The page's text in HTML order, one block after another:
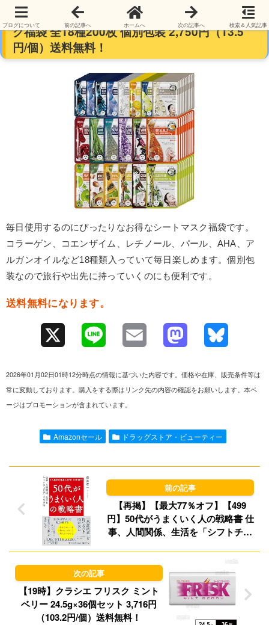
【値下げ】 MITOMO SKINCARE フェスイパッ
ク福袋 全18種200枚 個別包装 2,750円（13.5
円/個）送料無料！
毎日使用するのにぴったりなお得なシートマスク福袋です。
コラーゲン、コエンザイム、レチノール、パール、AHA、ア
ルガンオイルなど18種類入っていて毎日楽しめます。個別包
装なので旅行や出先に持っていくのにも便利です。
送料無料になります。
e
l o
o
n
y
2026年01月02日01時12分時点の情報に基づいた内容です。価格や在庫、販売条件等は
常に変動しております。購入をする際はリンク先の内容の確認をお願いします。本ペ
ージはプロモーションが含まれています。
Amazonセール ドラッグストア・ビューティー
【再掲】【最大77％オフ】【499
円】50代がうまくいく人の戦略書 仕
事、人間関係、生活を「シフトチェ
方 タイ 2025～2026 499円など！
【本日のKindleセール】
【19時】クラシエ フリスク ミント
ベリー 24.5g×36個セット 3,716円
（103.2円/個）送料無料！
ブログについて 前の記事へ ホームへ 次の記事へ 検索＆人気記事